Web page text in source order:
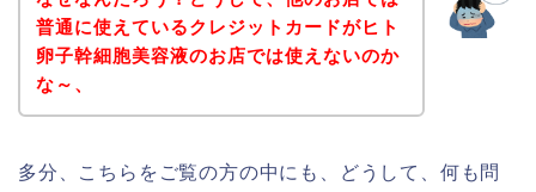
普通に使えているクレジットカードがヒト
卵子幹細胞美容液のお店では使えないのか
な～、
多分、こちらをご覧の方の中にも、どうして、何も問